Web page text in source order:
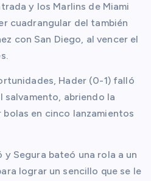
y los Marlins de Miami
cuadrangular del también
con San Diego, al vencer el
Hader (0-1) falló
abriendo la
bolas en cinco lanzamientos
Segura bateó una rola a un
lograr un sencillo que se le